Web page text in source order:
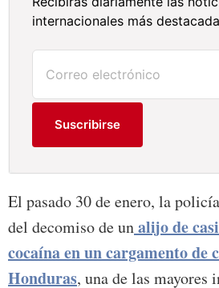
internacionales más
Suscribirse
El pasado 30 de enero, la
del decomiso de unalijo de
cocaína en un cargamento de
Honduras, una de las mayores